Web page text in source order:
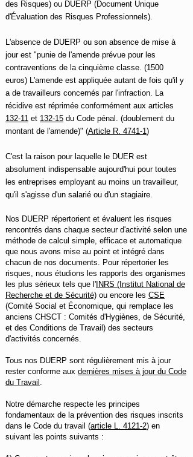
des Risques) ou DUERP (Document Unique
d'Évaluation des Risques Professionnels).
L'absence de DUERP ou son absence de mise à
jour est "punie de l'amende prévue pour les
contraventions de la cinquième classe. (1500
euros) L'amende est appliquée autant de fois qu'il y
a de travailleurs concernés par l'infraction. La
récidive est réprimée conformément aux articles
132-11 et 132-15 du Code pénal. (doublement du
montant de l'amende)" (Article R. 4741-1)
C'est la raison pour laquelle le DUER est
absolument indispensable aujourd'hui pour toutes
les entreprises employant au moins un travailleur,
qu'il s'agisse d'un salarié ou d'un stagiaire.
Nos DUERP répertorient et évaluent les risques
rencontrés dans chaque secteur d'activité selon une
méthode de calcul simple, efficace et automatique
que nous avons mise au point et intégré dans
chacun de nos documents. Pour répertorier les
risques, nous étudions les rapports des organismes
les plus sérieux tels que l' INRS (Institut National de
Recherche et de Sécurité) ou encore les CSE
(Comité Social et Économique, qui remplace les
anciens CHSCT : Comités d'Hygiènes, de Sécurité,
et des Conditions de Travail) des secteurs
d'activités concernés.
Tous nos DUERP sont régulièrement mis à jour
rester conforme aux dernières mises à jour du Code
du Travail .
Notre démarche respecte les principes
fondamentaux de la prévention des risques inscrits
dans le Code du travail (article L. 4121-2) en
suivant les points suivants :